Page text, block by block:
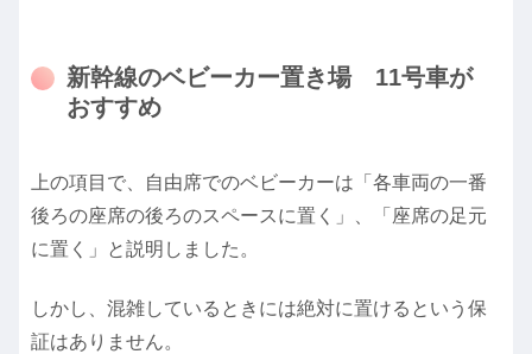
新幹線のベビーカー置き場 11号車が
おすすめ
上の項目で、自由席でのベビーカーは「各車両の一番
後ろの座席の後ろのスペースに置く」、「座席の足元
に置く」と説明しました。
しかし、混雑しているときには絶対に置けるという保
証はありません。